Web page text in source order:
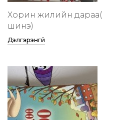
Хорин жилийн дараа(
шинэ)
Дэлгэрэнгүй